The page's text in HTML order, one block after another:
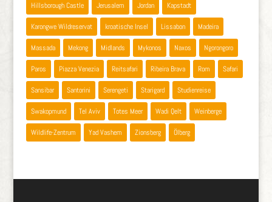
Hillsborough Castle Jerusalem Jordan Kapstadt
Karongwe Wildreservat kroatische Insel Lissabon Madeira
Massada Mekong Midlands Mykonos Naxos Ngorongoro
Paros Piazza Venezia Reitsafari Ribeira Brava Rom Safari
Sansibar Santorini Serengeti Starigard Studienreise
Swakopmund Tel Aviv Totes Meer Wadi Qelt Weinberge
Wildlife-Zentrum Yad Vashem Zionsberg Ölberg